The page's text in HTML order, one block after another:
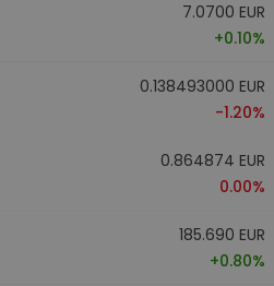
7.0700 EUR
+0.10%
0.138493000 EUR
-1.20%
0.864874 EUR
0.00%
185.690 EUR
+0.80%